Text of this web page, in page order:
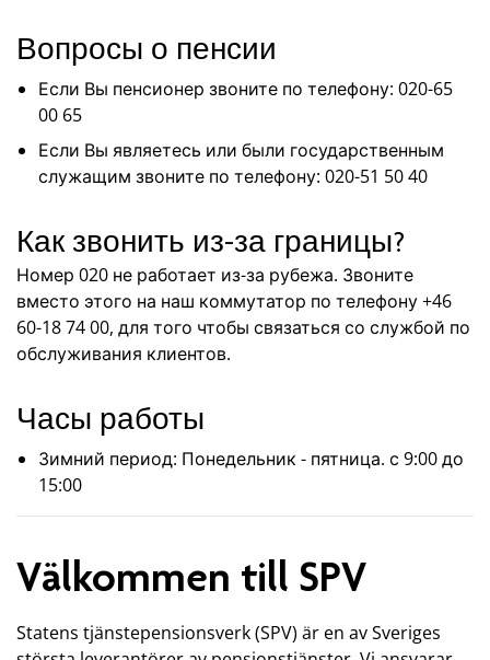
Вопросы о пенсии
Если Вы пенсионер звоните по телефону: 020-65
00 65
Если Вы являетесь или были государственным
служащим звоните по телефону: 020-51 50 40
Как звонить из-за границы?
Номер 020 не работает из-за рубежа. Звоните
вместо этого на наш коммутатор по телефону +46
60-18 74 00, для того чтобы связаться со службой по
обслуживания клиентов.
Часы работы
Зимний период: Понедельник - пятница. с 9:00 до
15:00
Välkommen till SPV
Statens tjänstepensionsverk (SPV) är en av Sveriges